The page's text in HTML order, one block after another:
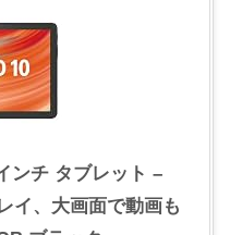
ンチ タブレット –
イ、大画面で動画も